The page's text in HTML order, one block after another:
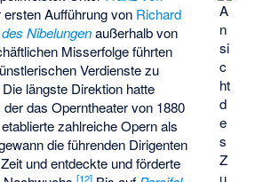
A
n
si
c
ht
d
e
s
Z
Aufführung von Richard
Nibelungenaußerhalb von
Misserfolge führten
Verdienste zu
längste Direktion hatte
der das Operntheater von 1880
zahlreiche Opern als
die führenden Dirigenten
und entdeckte und förderte
[12]